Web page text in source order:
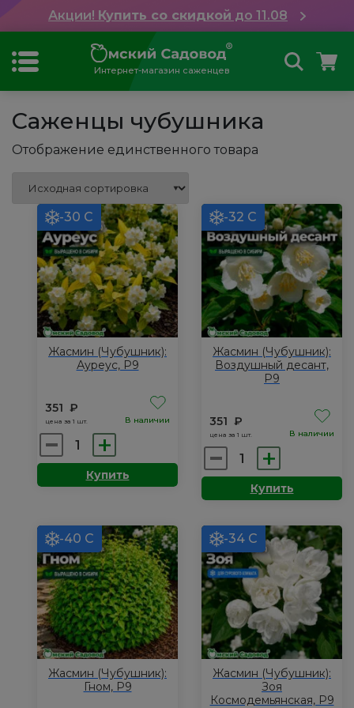
Акции! Купить со скидкой до 11.08
Интернет-магазин саженцев
Саженцы чубушника
Отображение единственного товара
-30 С
Жасмин (Чубушник):
Ауреус, Р9
351 ₽
цена за 1 шт. В наличии
Количество
товара
Жасмин
Р9
Купить
-32 С
Жасмин (Чубушник):
Воздушный десант,
Р9
351 ₽
цена за 1 шт. В наличии
Количество
товара
Жасмин
Воздушный
десант,
Р9
Купить
-40 С
Жасмин (Чубушник):
Гном, Р9
-34 С
Жасмин (Чубушник):
Зоя
Космодемьянская, Р9